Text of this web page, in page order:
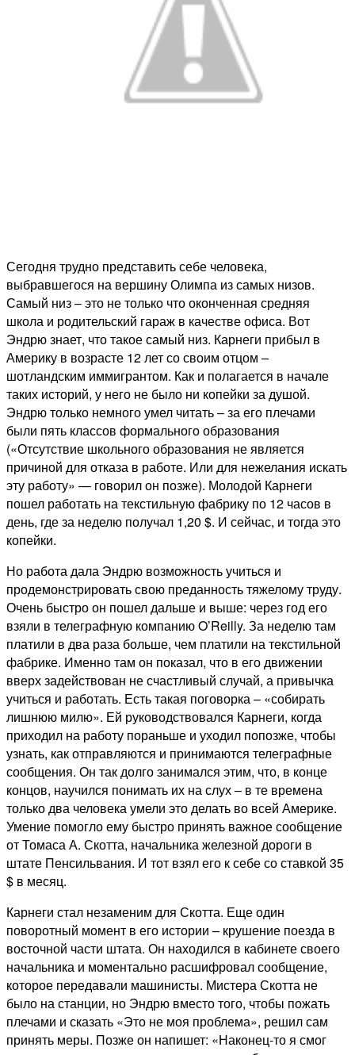
Сегодня трудно представить себе человека,
выбравшегося на вершину Олимпа из самых низов.
Самый низ – это не только что оконченная средняя
школа и родительский гараж в качестве офиса. Вот
Эндрю знает, что такое самый низ. Карнеги прибыл в
Америку в возрасте 12 лет со своим отцом –
шотландским иммигрантом. Как и полагается в начале
таких историй, у него не было ни копейки за душой.
Эндрю только немного умел читать – за его плечами
были пять классов формального образования
(«Отсутствие школьного образования не является
причиной для отказа в работе. Или для нежелания искать
эту работу» — говорил он позже). Молодой Карнеги
пошел работать на текстильную фабрику по 12 часов в
день, где за неделю получал 1,20 $. И сейчас, и тогда это
копейки.
Но работа дала Эндрю возможность учиться и
продемонстрировать свою преданность тяжелому труду.
Очень быстро он пошел дальше и выше: через год его
взяли в телеграфную компанию O’Reilly. За неделю там
платили в два раза больше, чем платили на текстильной
фабрике. Именно там он показал, что в его движении
вверх задействован не счастливый случай, а привычка
учиться и работать. Есть такая поговорка – «собирать
лишнюю милю». Ей руководствовался Карнеги, когда
приходил на работу пораньше и уходил попозже, чтобы
узнать, как отправляются и принимаются телеграфные
сообщения. Он так долго занимался этим, что, в конце
концов, научился понимать их на слух – в те времена
только два человека умели это делать во всей Америке.
Умение помогло ему быстро принять важное сообщение
от Томаса А. Скотта, начальника железной дороги в
штате Пенсильвания. И тот взял его к себе со ставкой 35
$ в месяц.
Карнеги стал незаменим для Скотта. Еще один
поворотный момент в его истории – крушение поезда в
восточной части штата. Он находился в кабинете своего
начальника и моментально расшифровал сообщение,
которое передавали машинисты. Мистера Скотта не
было на станции, но Эндрю вместо того, чтобы пожать
плечами и сказать «Это не моя проблема», решил сам
принять меры. Позже он напишет: «Наконец-то я смог